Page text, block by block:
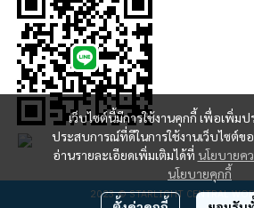
เว็บไซต์นี้มีการใช้งานคุกกี้ เพื่อเพิ่ม
ประสบการณ์ที่ดีในการใช้งานเว็บไซต์ข
อ่านรายละเอียดเพิ่มเติมได้ที่ นโยบายค
นโยบายคุกกี้
2023 © STARLIGHT CENTRAL